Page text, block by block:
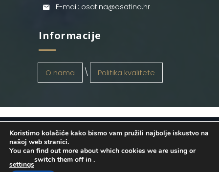
E-mail: osatina@osatina.hr
Informacije
O nama Politika kvalitete
OSATINA GRUPA d.o.o. 2026
. Configured
byINFOS Osijek. Sva prava pridržana.
Koristimo kolačiće kako bismo vam pružili najbolje iskustvo na
našoj web stranici.
You can find out more about which cookies we are using or
switch them off in
settings
.